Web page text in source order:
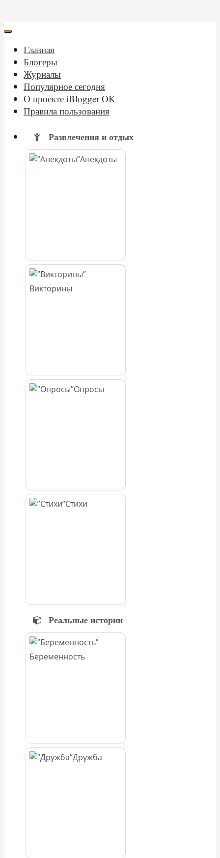
Главная
Блогеры
Журналы
Популярное сегодня
О проекте iBlogger OK
Правила пользования
Развлечения и отдых
Анекдоты
Викторины
Опросы
Стихи
Реальные истории
Беременность
Дружба